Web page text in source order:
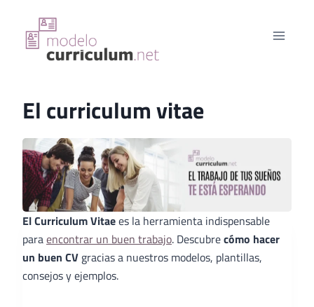
contenido
El curriculum vitae
El Curriculum Vitaees la herramienta indispensable
paraencontrar un buen trabajo. Descubrecómo hacer
un buen CV gracias a nuestros modelos, plantillas,
consejos y ejemplos.